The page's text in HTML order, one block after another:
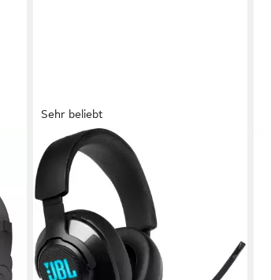
Sehr beliebt
JBL
QUANTUM 400 Gaming-Headset
kabelgebunden
Verbindung
0,27 kg
Gewicht
(88)
57,99 € UVP 99,99 €
-42%
lieferbar - in 3-4 Werktagen bei dir